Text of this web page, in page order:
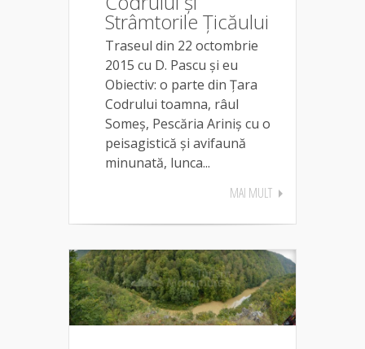
Strâmtorile Țicăului
Traseul din 22 octombrie
2015 cu D. Pascu și eu
Obiectiv: o parte din Țara
Codrului toamna, râul
Someș, Pescăria Ariniș cu o
peisagistică și avifaună
minunată, lunca...
MAI MULT